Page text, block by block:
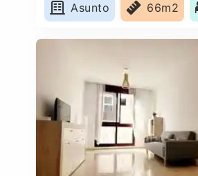
Asunto
66m2